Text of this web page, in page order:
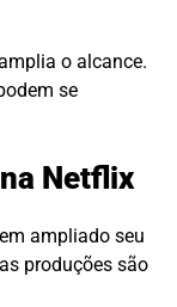
o alcance.
se
Netflix
ampliado seu
produções são